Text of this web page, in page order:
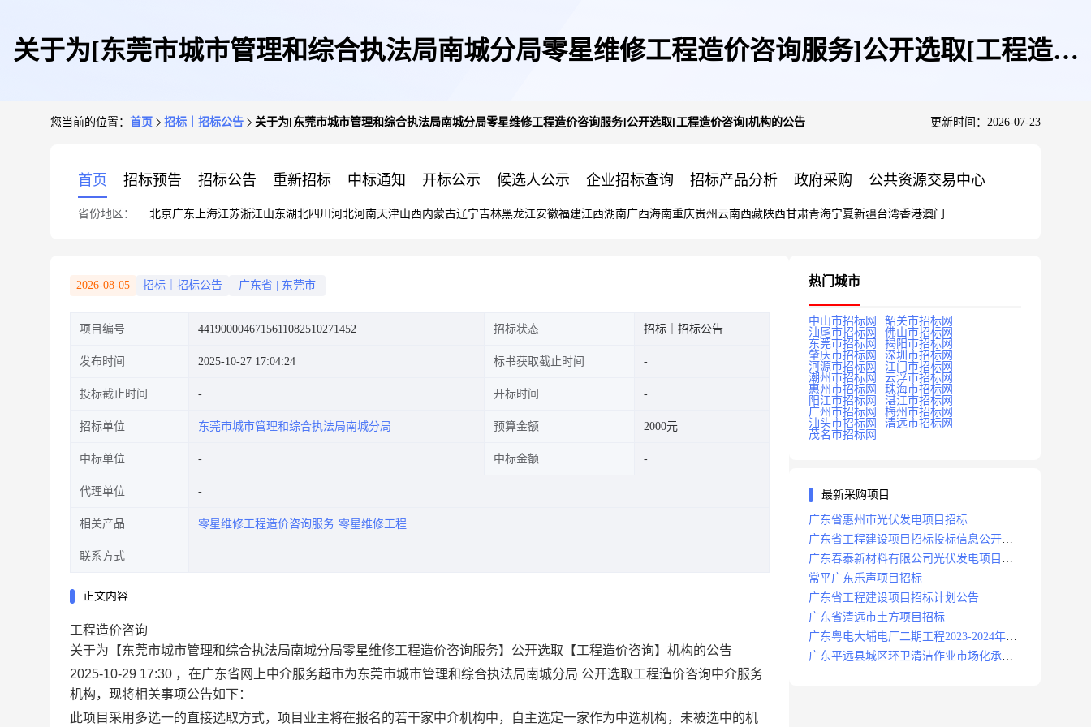
关于为[东莞市城市管理和综合执法局南城分局零星维修工程造价咨询服务]公开选取[工程造价
您当前的位置： 首页 招标｜招标公告 关于为[东莞市城市管理和综合执法局南城分局零星维修工程造价咨询服务]公开选取[工程造价咨询]机构的公告 更新时间：2026-07-23
首页 招标预告 招标公告 重新招标 中标通知 开标公示 候选人公示 企业招标查询 招标产品分析 政府采购 公共资源交易中心
省份地区： 北京广东 上海江苏浙江山东湖北四川 河北河南天津山西内蒙古辽宁吉林黑龙江安徽福建江西湖南广西海南重庆贵州 云南西藏陕西甘肃青海宁夏新疆台湾香港澳门
2026-08-05 招标｜招标公告 广东省 东莞市
项目编号 4419000046715611082510271452 招标状态 招标｜招标公告
发布时间 2025-10-27 17:04:24 标书获取截止时间
投标截止时间 开标时间
招标单位 东莞市城市管理和综合执法局南城分局 预算金额 2000元
中标单位 中标金额
代理单位
相关产品 零星维修工程造价咨询服务 零星维修工程
联系方式
正文内容
工程造价咨询
关于为【东莞市城市管理和综合执法局南城分局零星维修工程造价咨询服务】公开选取【工程造价咨询】机构的公告
2025-10-29 17:30 ，在广东省网上中介服务超市为东莞市城市管理和综合执法局南城分局 公开选取工程造价咨询中介服务
机构，现将相关事项公告如下：
此项目采用多选一的直接选取方式，项目业主将在报名的若干家中介机构中，自主选定一家作为中选机构，未被选中的机
热门城市
中山市招标网
韶关市招标网
汕尾市招标网
佛山市招标网
东莞市招标网
揭阳市招标网
肇庆市招标网
深圳市招标网
河源市招标网
江门市招标网
潮州市招标网
云浮市招标网
惠州市招标网
珠海市招标网
阳江市招标网
湛江市招标网
广州市招标网
梅州市招标网
汕头市招标网
清远市招标网
茂名市招标网
最新采购项目
广东省惠州市光伏发电项目招标
广东省工程建设项目招标投标信息公开目
录
广东春泰新材料有限公司光伏发电项目招
标
常平广东乐声项目招标
广东省工程建设项目招标计划公告
广东省清远市土方项目招标
广东粤电大埔电厂二期工程2023-2024年度
安保服务项目招标公告
广东平远县城区环卫清洁作业市场化承包